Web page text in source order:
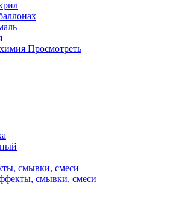
Просмотреть
смывки, смеси
смывки, смеси